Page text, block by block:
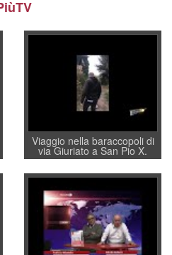
Viaggio nella baraccopoli di
via Giuriato a San Pio X.
Vicenza ai Vicentini: “faremo
un regalo di Natale ai
residenti”